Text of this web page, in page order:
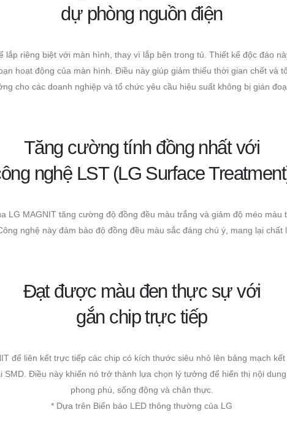
dự phòng nguồn điện
lắp riêng biệt với màn hình, thay vì lắp bên trong tủ. Thiết kế độc đáo
hoạt động của màn hình. Điều này giúp giảm thiểu thời gian chết và
cho các doanh nghiệp và tổ chức yêu cầu hiệu suất không bị gián
Tăng cường tính đồng nhất với
nghệ LST (LG Surface
LG MAGNIT tăng cường độ đồng đều màu trắng và giảm độ méo
nghệ này đảm bảo độ đồng đều màu sắc đáng chú ý, mang lại chất
Đạt được màu đen thực sự với
gắn chip trực tiếp
để liên kết trực tiếp các chip có kích thước siêu nhỏ lên bảng mạch
Điều này khiến nó trở thành lựa chọn lý tưởng để hiển thị nội
phong phú, sống động và chân thực.
* Dựa trên Biển báo LED thông thường của LG